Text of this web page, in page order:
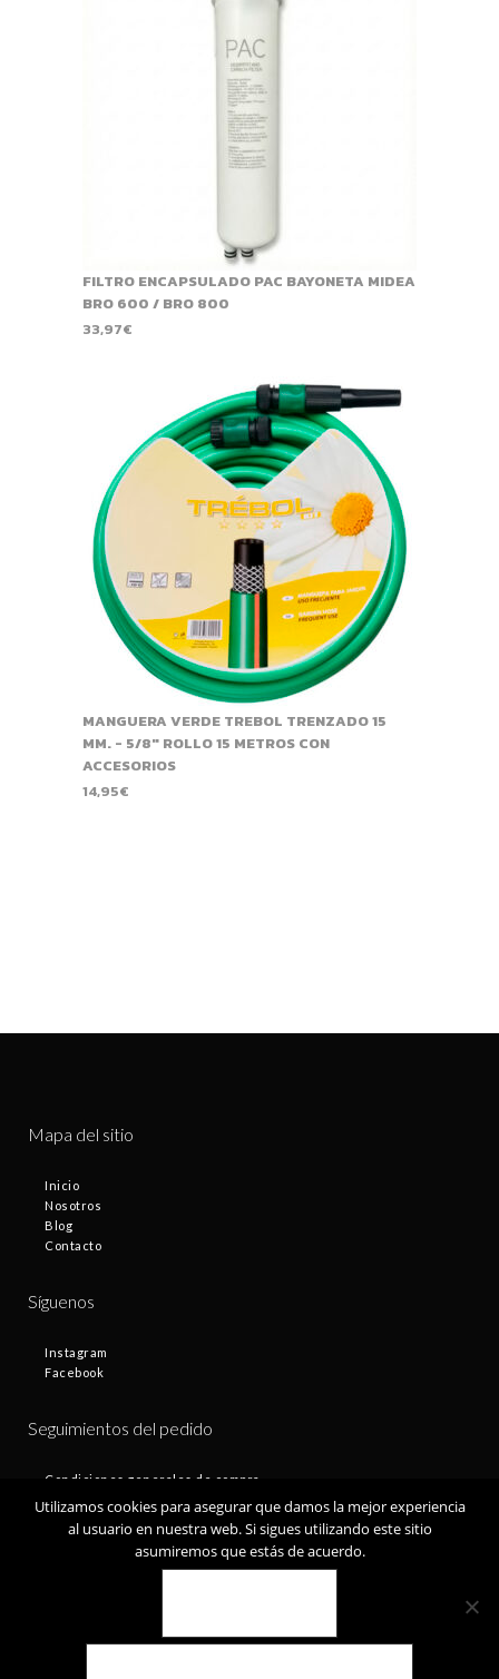
FILTRO ENCAPSULADO PAC BAYONETA MIDEA
BRO 600 / BRO 800
33,97€
MANGUERA VERDE TREBOL TRENZADO 15
MM. - 5/8" ROLLO 15 METROS CON
ACCESORIOS
14,95€
Mapa del sitio
Inicio
Nosotros
Blog
Contacto
Síguenos
Instagram
Facebook
Seguimientos del pedido
Condiciones generales de compra
Plazos de entrega
Política de privacidad
Política de cookies
© Fontamax 2019
Utilizamos cookies para asegurar que damos la mejor experiencia
al usuario en nuestra web. Si sigues utilizando este sitio
asumiremos que estás de acuerdo.